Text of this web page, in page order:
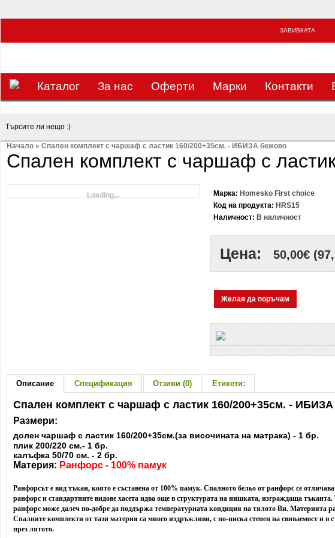
ЗАВИВКАТА
Каталог За нас Оферти Mарки Контакти
Начало » Спален комплект с чаршаф с ластик 160/200+35см. - ИБИЗА бежово
Спален комплект с чаршаф с
Loading... Марка: Homesko First choice
Код на продукта: HRS15
Наличност: В наличност
Цена: 50,00€
Желая да поръчам
Описание Спецификация Отзиви (0) Етикети:
Спален комплект с чаршаф с ластик 160/200+35см. -
Размери:
долен чаршаф с ластик 160/200+35см.(за височината на матрака) - 1 бр.
плик 200/220 см.- 1 бр.
калъфка 50/70 см. - 2 бр.
Материя: Ранфорс - 100% памук
Ранфорсът е вид тъкан, която е съставена от 100% памук. Спалното бельо от ранфорс се
ранфорс и стандартните видове хасета идва още в структурата на нишката, изграждаща
ранфорс може далеч по-добре да поддържа температурната кондиция на тялото Ви. Материята
Спалните комплекти от тази материя са много издръжливи, с по-ниска степен на свиваемост и
през лятото.